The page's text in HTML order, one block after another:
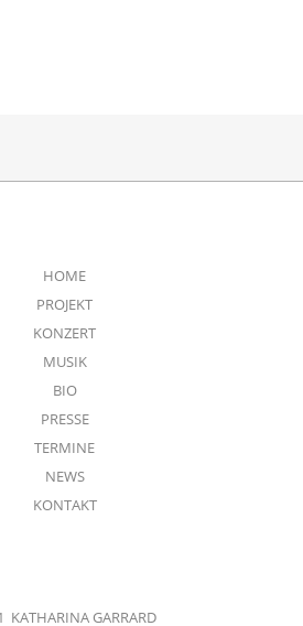
HOME
PROJEKT
KONZERT
MUSIK
BIO
PRESSE
TERMINE
NEWS
KONTAKT
KATHARINA GARRARD